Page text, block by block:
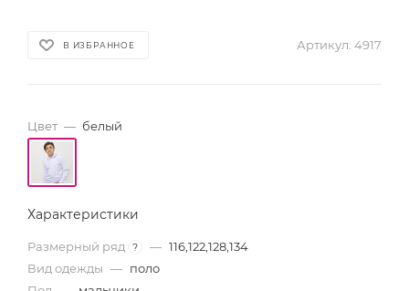
В ИЗБРАННОЕ Артикул: 4917
Цвет — белый
Характеристики
Размерный ряд ? — 116,122,128,134
Вид одежды — поло